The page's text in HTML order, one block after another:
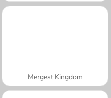
Mergest Kingdom